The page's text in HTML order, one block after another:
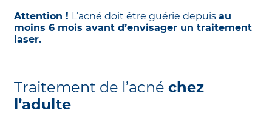
Attention ! L’acné doit être guérie depuis au
moins 6 mois avant d’envisager un traitement
laser.
Traitement de l’acné chez
l’adulte